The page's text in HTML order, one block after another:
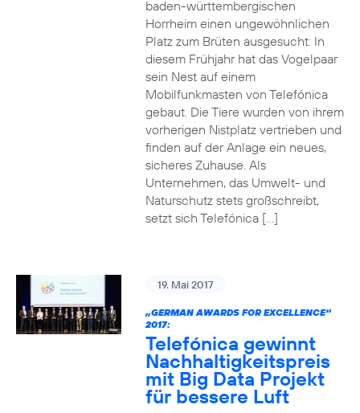
baden-württembergischen
Horrheim einen ungewöhnlichen
Platz zum Brüten ausgesucht: In
diesem Frühjahr hat das Vogelpaar
sein Nest auf einem
Mobilfunkmasten von Telefónica
gebaut. Die Tiere wurden von ihrem
vorherigen Nistplatz vertrieben und
finden auf der Anlage ein neues,
sicheres Zuhause. Als
Unternehmen, das Umwelt- und
Naturschutz stets großschreibt,
setzt sich Telefónica […]
19. Mai 2017
„GERMAN AWARDS FOR EXCELLENCE“
2017:
Telefónica gewinnt
Nachhaltigkeitspreis
mit Big Data Projekt
für bessere Luft